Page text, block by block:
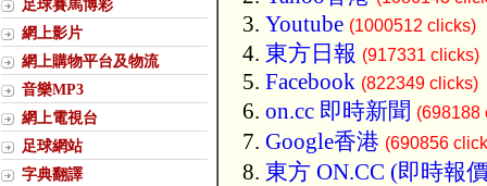
足球賽馬博彩
網上影片
網上購物平台及物流
音樂MP3
網上電視台
足球網站
字典翻譯
Youtube (1000512 clicks)
東方日報 (917331 clicks)
Facebook (822349 clicks)
on.cc 即時新聞 (698188
Google香港 (690856
東方 ON.CC (即時報